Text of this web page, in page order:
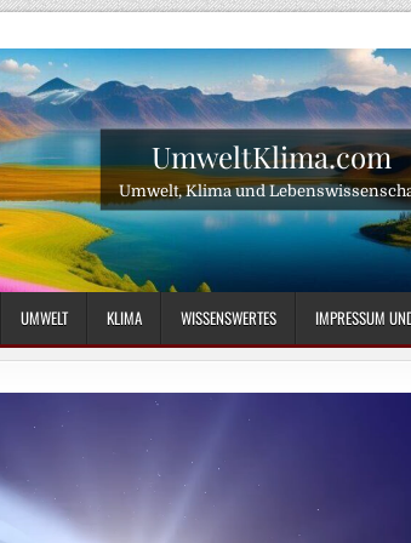
UmweltKlima.com
Umwelt, Klima und
UMWELT KLIMA WISSENSWERTES IMPRESSUM